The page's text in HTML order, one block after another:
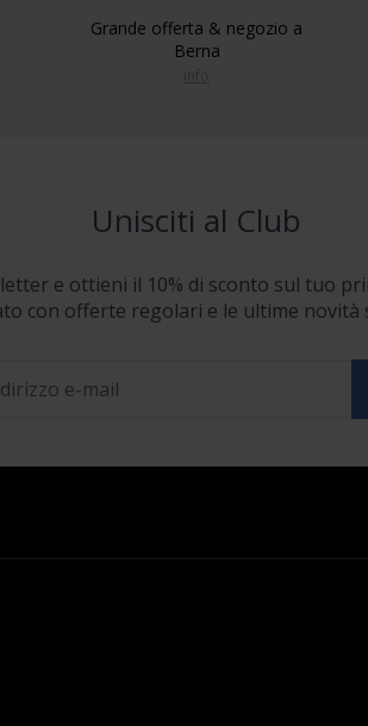
Grande offerta & negozio a
Berna
Unisciti al Club
e ottieni il 10% di sconto sul tuo
con offerte regolari e le ultime novità